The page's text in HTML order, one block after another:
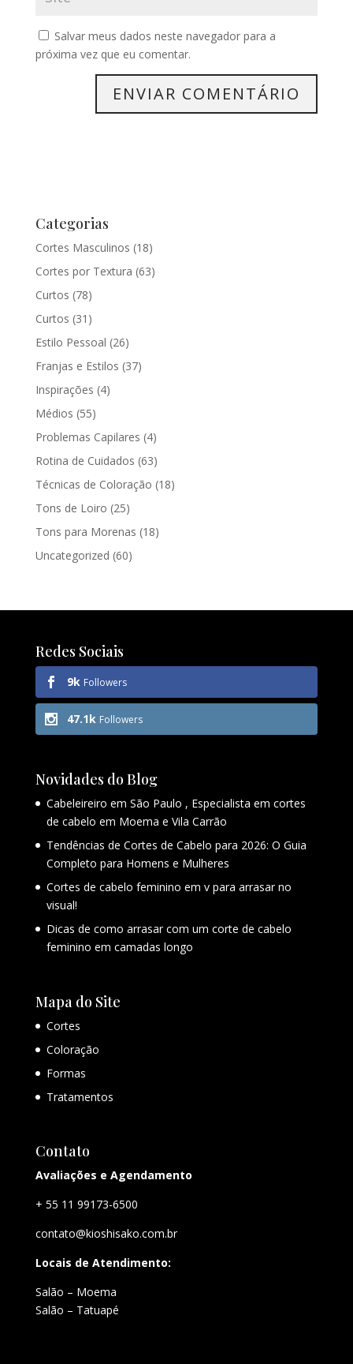
Salvar meus dados neste navegador para a
próxima vez que eu comentar.
Categorias
Cortes Masculinos (18)
Cortes por Textura (63)
Curtos (78)
Curtos (31)
Estilo Pessoal (26)
Franjas e Estilos (37)
Inspirações (4)
Médios (55)
Problemas Capilares (4)
Rotina de Cuidados (63)
Técnicas de Coloração (18)
Tons de Loiro (25)
Tons para Morenas (18)
Uncategorized (60)
Redes Sociais
9k Followers
47.1k Followers
Novidades do Blog
Cabeleireiro em São Paulo , Especialista em cortes
de cabelo em Moema e Vila Carrão
Tendências de Cortes de Cabelo para 2026: O Guia
Completo para Homens e Mulheres
Cortes de cabelo feminino em v para arrasar no
visual!
Dicas de como arrasar com um corte de cabelo
feminino em camadas longo
Mapa do Site
Cortes
Coloração
Formas
Tratamentos
Contato
Avaliações e Agendamento
+ 55 11 99173-6500
contato@kioshisako.com.br
Locais de Atendimento:
Salão – Moema
Salão – Tatuapé